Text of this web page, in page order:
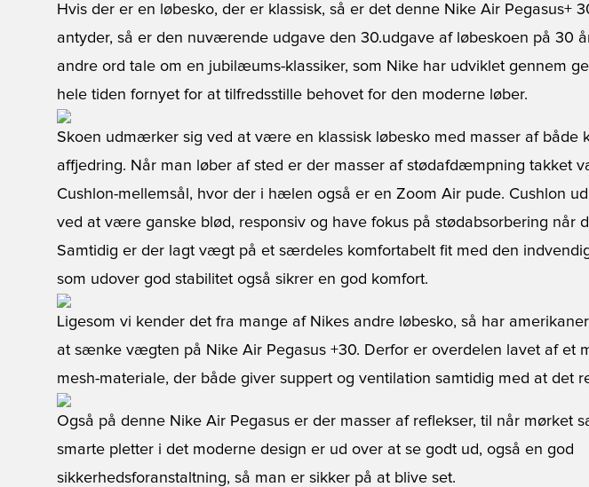
Hvis der er en løbesko, der er klassisk, så er det denne Nike Air Pegasus+
antyder, så er den nuværende udgave den 30.udgave af løbeskoen på 30
andre ord tale om en jubilæums-klassiker, som Nike har udviklet gennem
hele tiden fornyet for at tilfredsstille behovet for den moderne løber.
Skoen udmærker sig ved at være en klassisk løbesko med masser af både
affjedring. Når man løber af sted er der masser af stødafdæmpning takket
Cushlon-mellemsål, hvor der i hælen også er en Zoom Air pude. Cushlon
ved at være ganske blød, responsiv og have fokus på stødabsorbering når
Samtidig er der lagt vægt på et særdeles komfortabelt fit med den
som udover god stabilitet også sikrer en god komfort.
Ligesom vi kender det fra mange af Nikes andre løbesko, så har
at sænke vægten på Nike Air Pegasus +30. Derfor er overdelen lavet af et
mesh-materiale, der både giver suppert og ventilation samtidig med at det
Også på denne Nike Air Pegasus er der masser af reflekser, til når mørket
smarte pletter i det moderne design er ud over at se godt ud, også en god
sikkerhedsforanstaltning, så man er sikker på at blive set.